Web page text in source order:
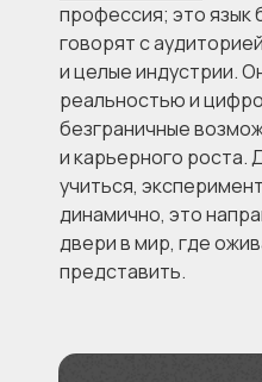
профессия; это язык
говорят с
и целые индустрии.
реальностью и
безграничные
и карьерного роста.
учиться,
динамично, это
двери в мир, где
представить.